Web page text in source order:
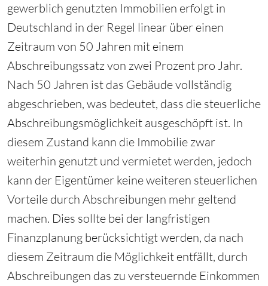
gewerblich genutzten Immobilien erfolgt in
Deutschland in der Regel linear über einen
Zeitraum von 50 Jahren mit einem
Abschreibungssatz von zwei Prozent pro Jahr.
Nach 50 Jahren ist das Gebäude vollständig
abgeschrieben, was bedeutet, dass die steuerliche
Abschreibungsmöglichkeit ausgeschöpft ist. In
diesem Zustand kann die Immobilie zwar
weiterhin genutzt und vermietet werden, jedoch
kann der Eigentümer keine weiteren steuerlichen
Vorteile durch Abschreibungen mehr geltend
machen. Dies sollte bei der langfristigen
Finanzplanung berücksichtigt werden, da nach
diesem Zeitraum die Möglichkeit entfällt, durch
Abschreibungen das zu versteuernde Einkommen